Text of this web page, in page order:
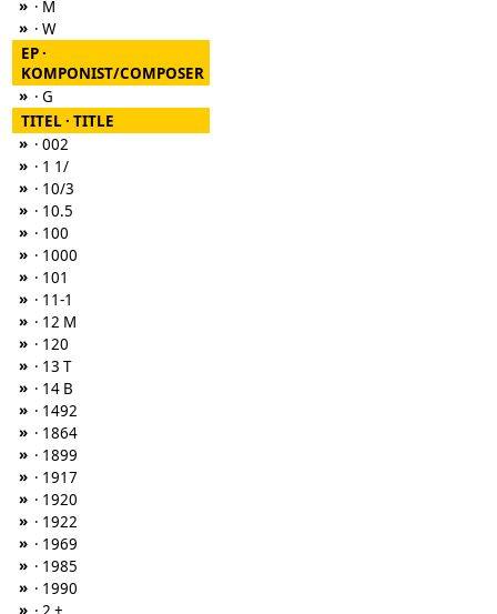
» · M
» · W
EP ·
KOMPONIST/COMPOSER
» · G
TITEL · TITLE
» · 002
» · 1 1/
» · 10/3
» · 10.5
» · 100
» · 1000
» · 101
» · 11-1
» · 12 M
» · 120
» · 13 T
» · 14 B
» · 1492
» · 1864
» · 1899
» · 1917
» · 1920
» · 1922
» · 1969
» · 1985
» · 1990
»